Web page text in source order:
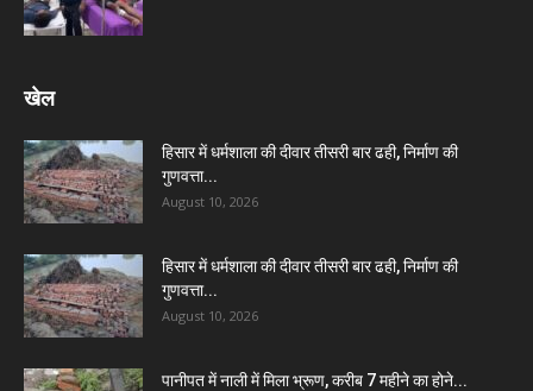
खेल
हिसार में धर्मशाला की दीवार तीसरी बार ढही, निर्माण की
गुणवत्ता...
August 10, 2026
हिसार में धर्मशाला की दीवार तीसरी बार ढही, निर्माण की
गुणवत्ता...
August 10, 2026
पानीपत में नाली में मिला भ्रूण, करीब 7 महीने का होने...